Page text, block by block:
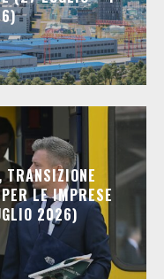
TRANSIZIONE
LE IMPRESE
2026)